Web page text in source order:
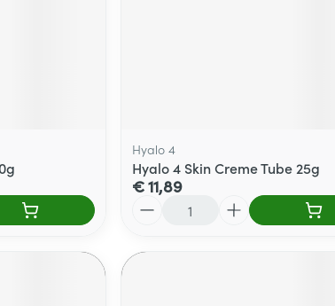
Hyalo 4
Hyalo 4 Skin Creme Tube 25g
€ 11,89